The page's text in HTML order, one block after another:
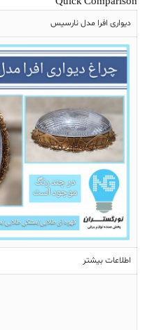
Quick Comparison
دیواری افرا مدل نارسیس
اطلاعات بیشتر